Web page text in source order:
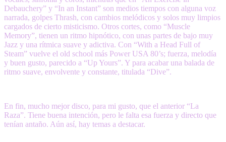
Debauchery” y “In an Instant” son medios tiempos con alguna voz
narrada, golpes Thrash, con cambios melódicos y solos muy limpios
cargados de cierto misticismo. Otros cortes, como “Muscle
Memory”, tienen un ritmo hipnótico, con unas partes de bajo muy
Jazz y una rítmica suave y adictiva. Con “With a Head Full of
Steam” vuelve el old school más Power USA 80’s; fuerza, melodía
y buen gusto, parecido a “Up Yours”. Y para acabar una balada de
ritmo suave, envolvente y constante, titulada “Dive”.
En fin, mucho mejor disco, para mi gusto, que el anterior “La
Raza”. Tiene buena intención, pero le falta esa fuerza y directo que
tenían antaño. Aún así, hay temas a destacar.